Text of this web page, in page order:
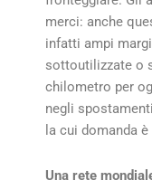
merci: anche
infatti ampi
sottoutilizzate o
chilometro per
negli
la cui domanda
Una rete